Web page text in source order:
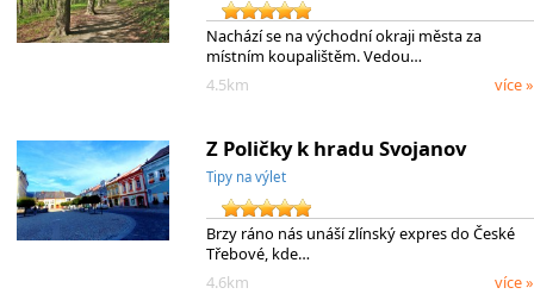
Nachází se na východní okraji města za
místním koupalištěm. Vedou…
4.5km
více »
Z Poličky k hradu Svojanov
Tipy na výlet
Brzy ráno nás unáší zlínský expres do České
Třebové, kde…
4.6km
více »